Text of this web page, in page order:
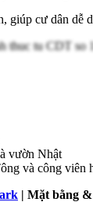
giúp cư dân dễ
vườn Nhật
và công viên
| Mặt bằng